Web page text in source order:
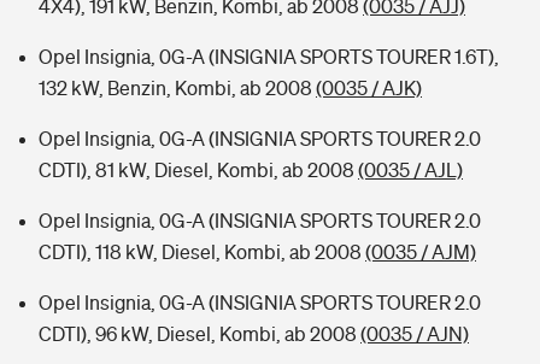
4X4), 191 kW, Benzin, Kombi, ab 2008 (0035 / AJJ)
Opel Insignia, 0G-A (INSIGNIA SPORTS TOURER 1.6T),
132 kW, Benzin, Kombi, ab 2008 (0035 / AJK)
Opel Insignia, 0G-A (INSIGNIA SPORTS TOURER 2.0
CDTI), 81 kW, Diesel, Kombi, ab 2008 (0035 / AJL)
Opel Insignia, 0G-A (INSIGNIA SPORTS TOURER 2.0
CDTI), 118 kW, Diesel, Kombi, ab 2008 (0035 / AJM)
Opel Insignia, 0G-A (INSIGNIA SPORTS TOURER 2.0
CDTI), 96 kW, Diesel, Kombi, ab 2008 (0035 / AJN)